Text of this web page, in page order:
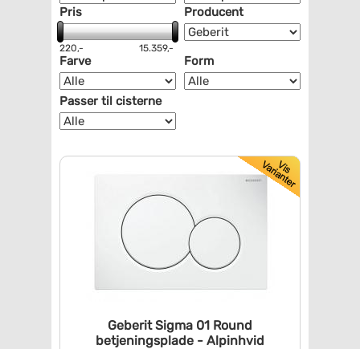
Pris
220,- 15.359,-
Producent
Farve Form
Passer til cisterne
Geberit Sigma 01 Round
betjeningsplade - Alpinhvid